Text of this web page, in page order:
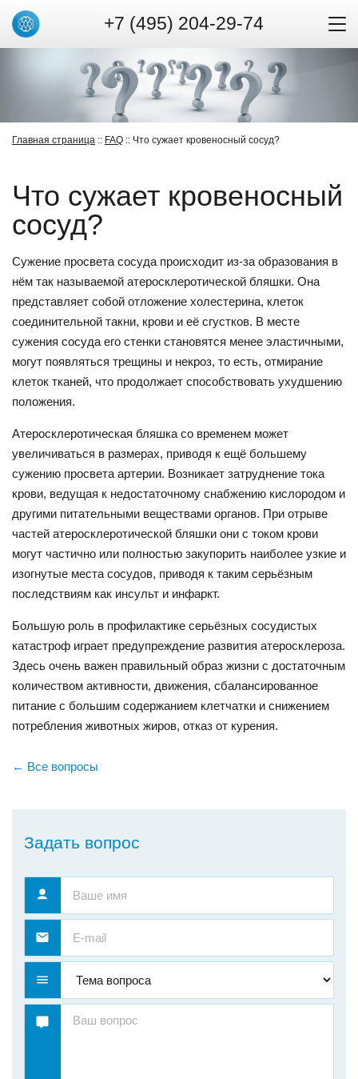
+7 (495) 204-29-74
Главная страница :: FAQ :: Что сужает кровеносный сосуд?
Что сужает кровеносный
сосуд?
Сужение просвета сосуда происходит из-за образования в
нём так называемой атеросклеротической бляшки. Она
представляет собой отложение холестерина, клеток
соединительной такни, крови и её сгустков. В месте
сужения сосуда его стенки становятся менее эластичными,
могут появляться трещины и некроз, то есть, отмирание
клеток тканей, что продолжает способствовать ухудшению
положения.
Атеросклеротическая бляшка со временем может
увеличиваться в размерах, приводя к ещё большему
сужению просвета артерии. Возникает затруднение тока
крови, ведущая к недостаточному снабжению кислородом и
другими питательными веществами органов. При отрыве
частей атеросклеротической бляшки они с током крови
могут частично или полностью закупорить наиболее узкие и
изогнутые места сосудов, приводя к таким серьёзным
последствиям как инсульт и инфаркт.
Большую роль в профилактике серьёзных сосудистых
катастроф играет предупреждение развития атеросклероза.
Здесь очень важен правильный образ жизни с достаточным
количеством активности, движения, сбалансированное
питание с большим содержанием клетчатки и снижением
потребления животных жиров, отказ от курения.
← Все вопросы
Задать вопрос
Тема вопроса